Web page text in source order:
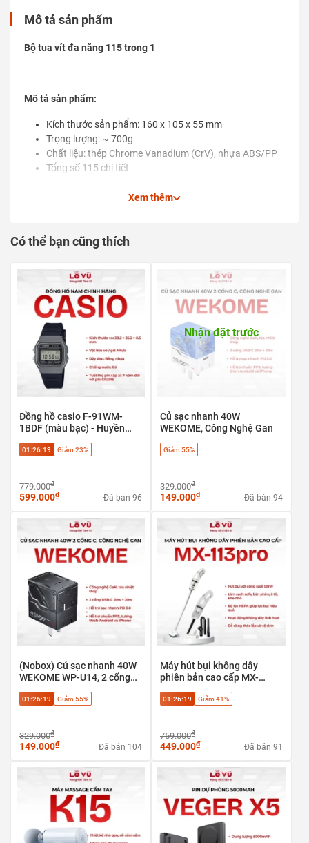
Mô tả sản phẩm
Bộ tua vít đa năng 115 trong 1
Mô tả sản phẩm:
Kích thước sản phẩm: 160 x 105 x 55 mm
Trọng lượng: ~ 700g
Chất liệu: thép Chrome Vanadium (CrV), nhựa ABS/PP
Tổng số 115 chi tiết
Xem thêm
Có thể bạn cũng thích
Đồng hồ casio F-91WM-
1BDF (màu bạc) - Huyền
Retro
01:26:18 Giảm 23%
779.000₫
599.000₫ Đã bán 96
Nhận đặt trước
Củ sạc nhanh 40W
WEKOME, Công Nghệ Gan
Giảm 55%
329.000₫
149.000₫ Đã bán 94
(Nobox) Củ sạc nhanh 40W
WEKOME WP-U14, 2 cổng
nghệ GaN. Hỗ trợ chuẩn
01:26:18 Giảm 55%
329.000₫
149.000₫ Đã bán 104
Máy hút bụi không dây
phiên bản cao cấp MX-
suất 120W, Làm sạch sofa,
01:26:18 Giảm 41%
759.000₫
449.000₫ Đã bán 91